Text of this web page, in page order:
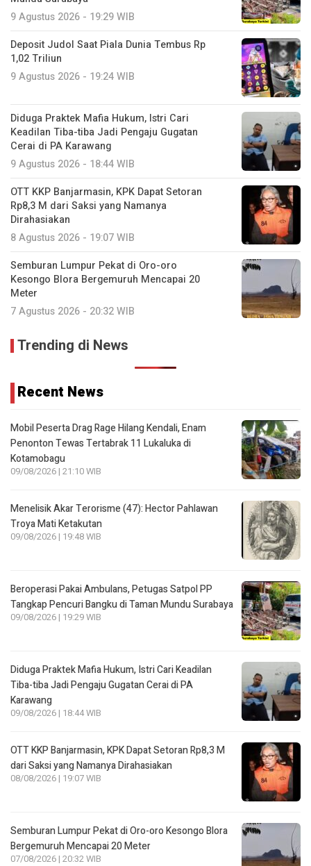
9 Agustus 2026 - 19:29 WIB
Deposit Judol Saat Piala Dunia Tembus Rp
1,02 Triliun
9 Agustus 2026 - 19:24 WIB
Diduga Praktek Mafia Hukum, Istri Cari
Keadilan Tiba-tiba Jadi Pengaju Gugatan
Cerai di PA Karawang
9 Agustus 2026 - 18:44 WIB
OTT KKP Banjarmasin, KPK Dapat Setoran
Rp8,3 M dari Saksi yang Namanya
Dirahasiakan
8 Agustus 2026 - 19:07 WIB
Semburan Lumpur Pekat di Oro-oro
Kesongo Blora Bergemuruh Mencapai 20
Meter
7 Agustus 2026 - 20:32 WIB
Trending di News
Recent News
Mobil Peserta Drag Rage Hilang Kendali, Enam
Penonton Tewas Tertabrak 11 Lukaluka di
Kotamobagu
09/08/2026 | 21:10 WIB
Menelisik Akar Terorisme (47): Hector Pahlawan
Troya Mati Ketakutan
09/08/2026 | 19:48 WIB
Beroperasi Pakai Ambulans, Petugas Satpol PP
Tangkap Pencuri Bangku di Taman Mundu Surabaya
09/08/2026 | 19:29 WIB
Diduga Praktek Mafia Hukum, Istri Cari Keadilan
Tiba-tiba Jadi Pengaju Gugatan Cerai di PA
Karawang
09/08/2026 | 18:44 WIB
OTT KKP Banjarmasin, KPK Dapat Setoran Rp8,3 M
dari Saksi yang Namanya Dirahasiakan
08/08/2026 | 19:07 WIB
Semburan Lumpur Pekat di Oro-oro Kesongo Blora
Bergemuruh Mencapai 20 Meter
07/08/2026 | 20:32 WIB